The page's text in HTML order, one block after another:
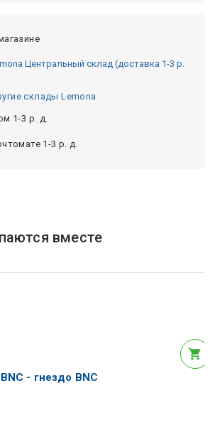
Центральный склад (доставка 1-3 р.
склады Lemona
1-3 р. д.
1-3 р. д.
вместе
- гнездо BNC